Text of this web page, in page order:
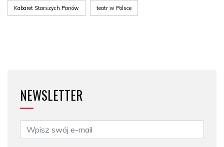
Kabaret Starszych Panów teatr w Polsce
NEWSLETTER